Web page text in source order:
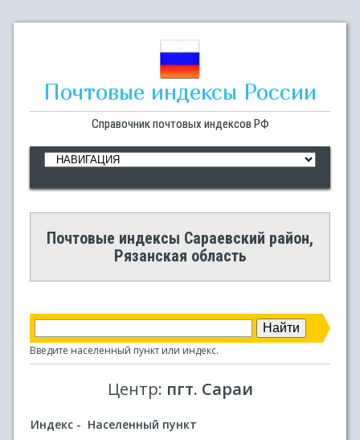
Почтовые индексы России
Справочник почтовых индексов РФ
Почтовые индексы Сараевский район,
Рязанская область
Введите населенный пункт или индекс.
Центр: пгт. Сараи
Индекс - Населенный пункт